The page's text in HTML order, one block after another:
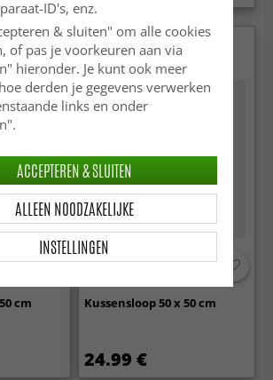
cm Kussensloop 50 x 50 cm
24.99 €
ID's, enz.
& sluiten" om alle cookies
of pas je voorkeuren aan via
hieronder. Je kunt ook meer
derden je gegevens verwerken
links en onder
INSTELLINGEN
ALLEEN NOODZAKELIJKE
ACCEPTEREN & SLUITEN